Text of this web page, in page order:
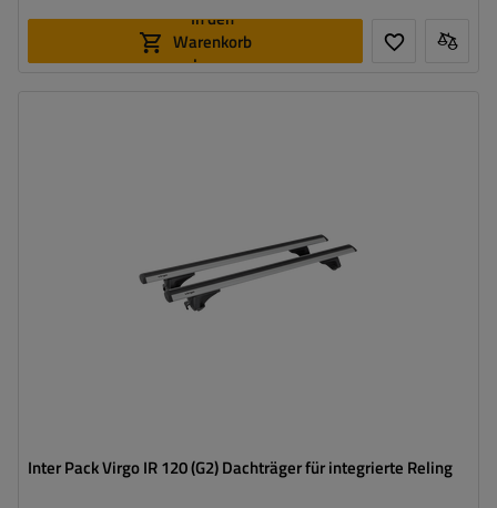
In den
Warenkorb
legen
Inter Pack Virgo IR 120 (G2) Dachträger für integrierte Reling